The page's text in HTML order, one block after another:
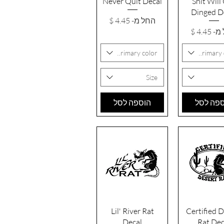
Dinged
מ-מבצע
לסל
החל מ-
מחיר מבצע
Primary color
Size
הוספה לסל
מהירה
Certified
תצוגה מהירה
Lil' River Rat